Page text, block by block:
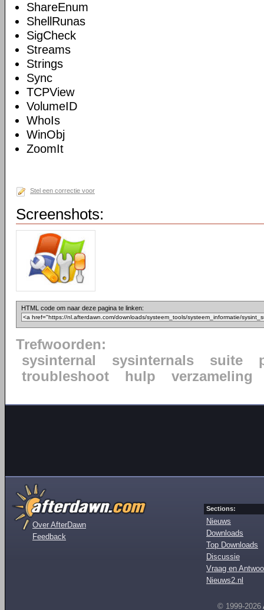
ShareEnum
ShellRunas
SigCheck
Streams
Strings
Sync
TCPView
VolumeID
WhoIs
WinObj
ZoomIt
Stel een correctie voor
Screenshots:
HTML code om naar deze pagina te linken:
Trefwoorden:
sysinternal
sysinternals suite
troubleshoot
hulp verzameling
Over AfterDawn
Feedback
Sections:
Nieuws
Downloads
Top Downloads
Discussie
Vraag en
Nieuws2.nl
© 1999-2026